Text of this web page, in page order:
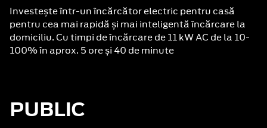
Investește într-un încărcător electric pentru casă
pentru cea mai rapidă și mai inteligentă încărcare la
domiciliu. Cu timpi de încărcare de 11 kW AC de la 10-
100% în aprox. 5 ore și 40 de minute
PUBLIC